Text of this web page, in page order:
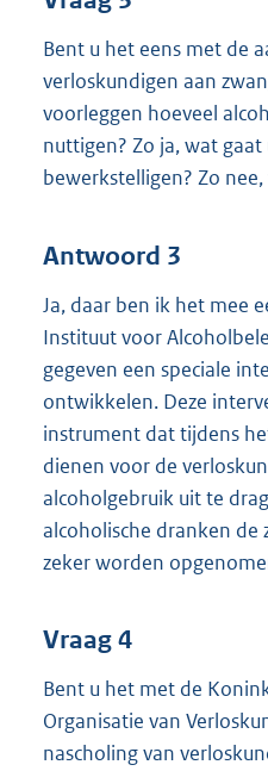
Bent u het eens met de
verloskundigen aan
voorleggen hoeveel
nuttigen? Zo ja, wat
bewerkstelligen? Zo
Antwoord 3
Ja, daar ben ik het mee
Instituut voor
gegeven een speciale
ontwikkelen. Deze
instrument dat tijdens
dienen voor de
alcoholgebruik uit te
alcoholische dranken
zeker worden
Vraag 4
Bent u het met de
Organisatie van
nascholing van